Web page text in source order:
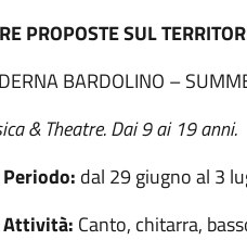
PROPOSTE SUL
BARDOLINO –
& Theatre. Dai 9 ai 19 anni.
Periodo: dal 29 giugno al 3
Attività: Canto, chitarra,